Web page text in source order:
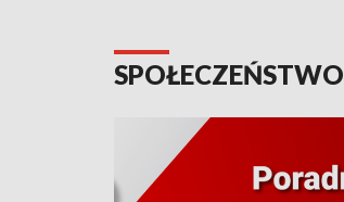
SPOŁECZEŃSTWO